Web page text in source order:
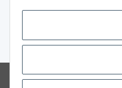
* Alle Preise inkl. gesetzlicher
© Reitter